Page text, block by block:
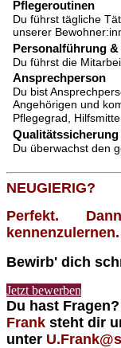
Pflegeroutinen
Du führst tägliche
unserer
Personalführung
Du führst die
Ansprechperson
Du bist
Angehörigen und
Pflegegrad,
Qualitätssicherung
Du überwachst den
NEUGIERIG?
Perfekt.
kennenzulernen.
Bewirb' dich
Jetzt bewerben
Du hast
Frank steht dir
unter